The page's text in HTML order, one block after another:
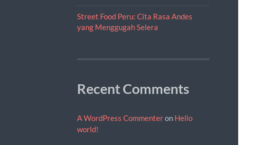
Street Food Peru: Cita Rasa Andes
yang Menggugah Selera
Recent Comments
A WordPress Commenteron Hello
world!